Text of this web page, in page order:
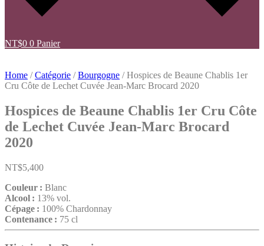
NT$0 0 Panier
Home /Catégorie /Bourgogne / Hospices de Beaune Chablis 1er
Cru Côte de Lechet Cuvée Jean-Marc Brocard 2020
Hospices de Beaune Chablis 1er Cru Côte
de Lechet Cuvée Jean-Marc Brocard
2020
NT$5,400
Couleur : Blanc
Alcool : 13% vol.
Cépage : 100% Chardonnay
Contenance : 75 cl